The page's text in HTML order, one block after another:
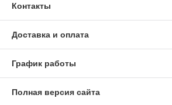
Контакты
Доставка и оплата
График работы
Полная версия сайта